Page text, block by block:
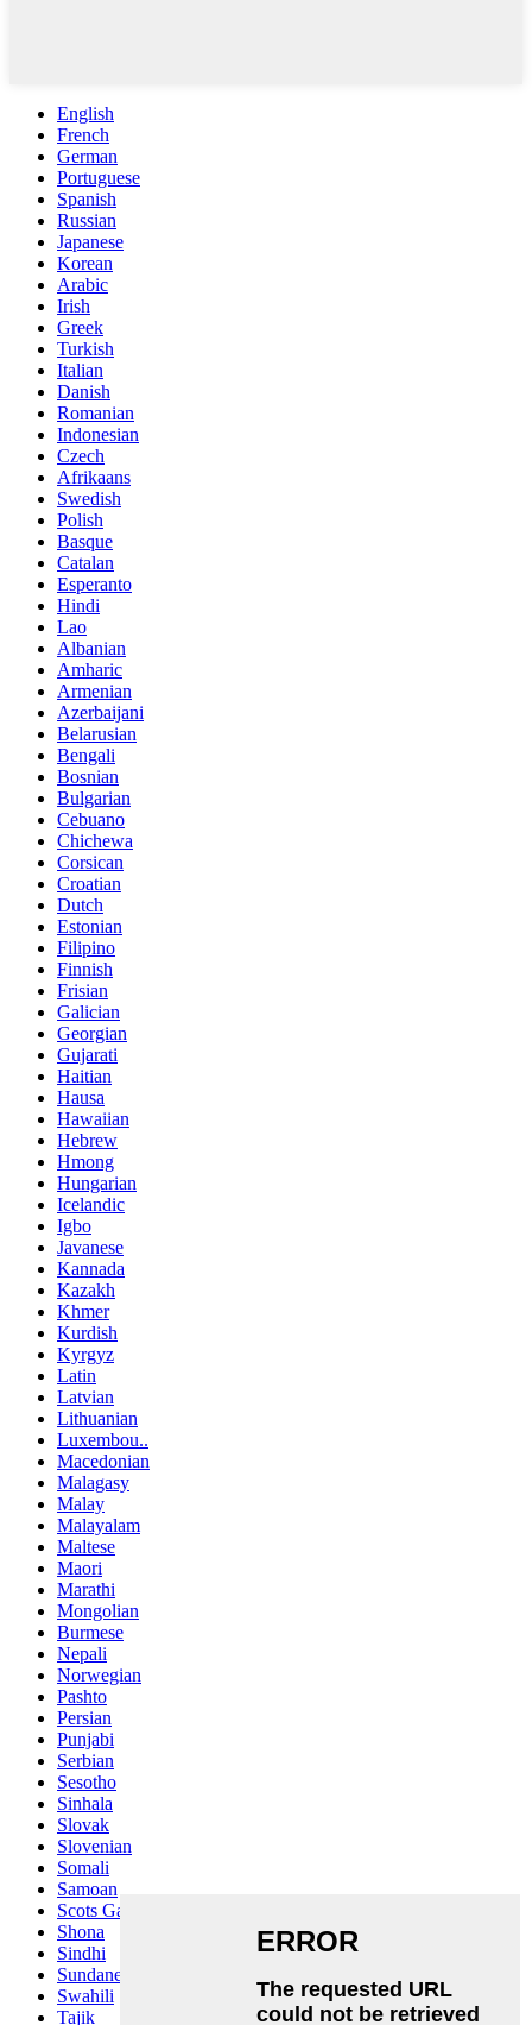
English
French
German
Portuguese
Spanish
Russian
Japanese
Korean
Arabic
Irish
Greek
Turkish
Italian
Danish
Romanian
Indonesian
Czech
Afrikaans
Swedish
Polish
Basque
Catalan
Esperanto
Hindi
Lao
Albanian
Amharic
Armenian
Azerbaijani
Belarusian
Bengali
Bosnian
Bulgarian
Cebuano
Chichewa
Corsican
Croatian
Dutch
Estonian
Filipino
Finnish
Frisian
Galician
Georgian
Gujarati
Haitian
Hausa
Hawaiian
Hebrew
Hmong
Hungarian
Icelandic
Igbo
Javanese
Kannada
Kazakh
Khmer
Kurdish
Kyrgyz
Latin
Latvian
Lithuanian
Luxembou..
Macedonian
Malagasy
Malay
Malayalam
Maltese
Maori
Marathi
Mongolian
Burmese
Nepali
Norwegian
Pashto
Persian
Punjabi
Serbian
Sesotho
Sinhala
Slovak
Slovenian
Somali
Samoan
Scots Gaelic
Shona
Sindhi
Sundanese
Swahili
Tajik